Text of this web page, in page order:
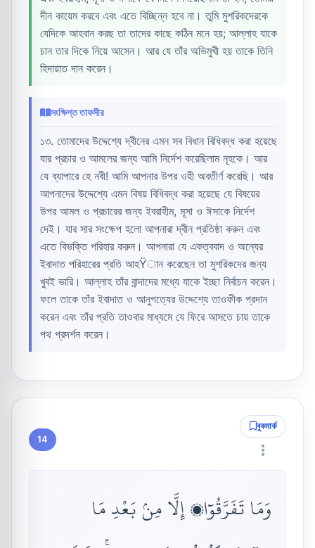
দীন কায়েম করবে এবং এতে বিচ্ছিন্ন হবে না। তুমি মুশরিকদেরকে
যেদিকে আহবান করছ তা তাদের কাছে কঠিন মনে হয়; আল্লাহ যাকে
চান তার দিকে নিয়ে আসেন। আর যে তাঁর অভিমুখী হয় তাকে তিনি
হিদায়াত দান করেন।
সংক্ষিপ্ত তাফসীর
১৩. তোমাদের উদ্দেশ্যে দ্বীনের এমন সব বিধান বিধিবদ্ধ করা হয়েছে
যার প্রচার ও আমলের জন্য আমি নির্দেশ করেছিলাম নূহকে। আর
যে ব্যাপারে হে নবী! আমি আপনার উপর ওহী অবতীর্ণ করেছি। আর
আপনাদের উদ্দেশ্যে এমন বিষয় বিধিবদ্ধ করা হয়েছে যে বিষয়ের
উপর আমল ও প্রচারের জন্য ইবরাহীম, মূসা ও ঈসাকে নির্দেশ
দেই। যার সার সংক্ষেপ হলো আপনারা দ্বীন প্রতিষ্ঠা করুন এবং
এতে বিভক্তি পরিহার করুন। আপনারা যে একত্ববাদ ও অন্যের
ইবাদাত পরিহারের প্রতি আহŸান করেছেন তা মুশরিকদের জন্য
খুবই ভারি। আল্লাহ তাঁর বান্দাদের মধ্যে যাকে ইচ্ছা নির্বাচন করেন।
ফলে তাকে তাঁর ইবাদাত ও আনুগত্যের উদ্দেশ্যে তাওফীক প্রদান
করেন এবং তাঁর প্রতি তাওবার মাধ্যমে যে ফিরে আসতে চায় তাকে
পথ প্রদর্শন করেন।
14
বুকমার্ক
وَمَا تَفَرَّقُوٓا۟ إِلَّا مِنۢ بَعْدِ مَا